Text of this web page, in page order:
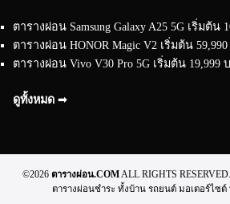
ตารางผ่อน Samsung Galaxy A25 5G เริ่มต้น
ตารางผ่อน HONOR Magic V2 เริ่มต้น
ตารางผ่อน Vivo V30 Pro 5G เริ่มต้น 19,999
ดูทั้งหมด ➟
©2026 ตารางผ่อน.COM ALL RIGHTS
ตารางผ่อนชำระ ทั้งบ้าน รถยนต์ มอเตอร์ไซ